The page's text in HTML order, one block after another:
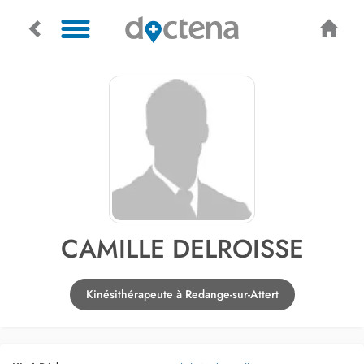
CAMILLE DELROISSE
Kinésithérapeute à Redange-sur-Attert